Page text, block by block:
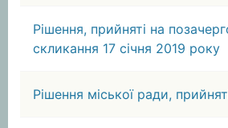
Рішення, прийняті на
скликання 17 січня 2019 року
Рішення міської ради,